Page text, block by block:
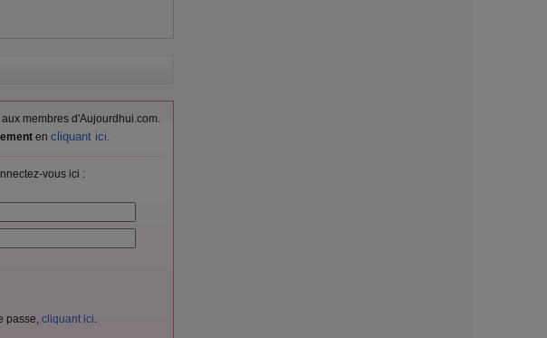
membres d'Aujourdhui.com.
en cliquant ici.
vous ici :
passe, cliquant ici.